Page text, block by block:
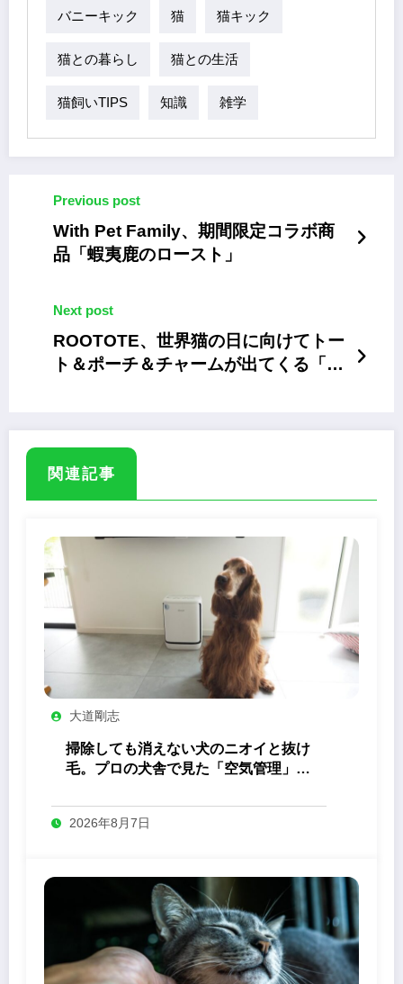
バニーキック 猫 猫キック
猫との暮らし 猫との生活
猫飼いTIPS 知識 雑学
Previous post
With Pet Family、期間限定コラボ商
品「蝦夷鹿のロースト」
Next post
ROOTOTE、世界猫の日に向けてトー
ト＆ポーチ＆チャームが出てくる「ネ
関連記事
大道剛志
掃除しても消えない犬のニオイと抜け
毛。プロの犬舎で見た「空気管理」の
2026年8月7日